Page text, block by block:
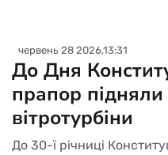
червень 28 2026,13:31
До Дня
прапор
вітротурбіни
До 30-ї річниці